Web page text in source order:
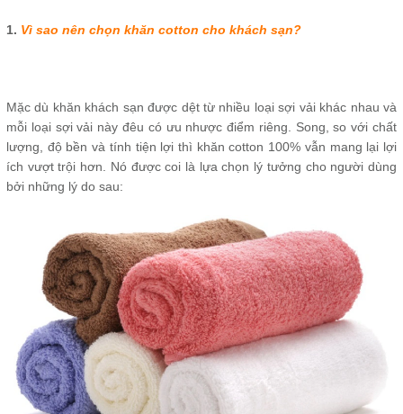
1. Vì sao nên chọn khăn cotton cho khách sạn?
Mặc dù khăn khách sạn được dệt từ nhiều loại sợi vải khác nhau và
mỗi loại sợi vải này đêu có ưu nhược điểm riêng. Song, so với chất
lượng, độ bền và tính tiện lợi thì khăn cotton 100% vẫn mang lại lợi
ích vượt trội hơn. Nó được coi là lựa chọn lý tưởng cho người dùng
bởi những lý do sau: